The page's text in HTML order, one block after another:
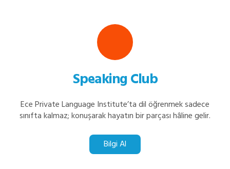
Speaking Club
Ece Private Language Institute’ta dil öğrenmek sadece
sınıfta kalmaz; konuşarak hayatın bir parçası hâline gelir.
Bilgi Al